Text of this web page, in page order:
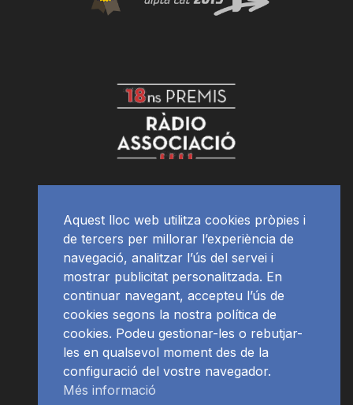
Aquest lloc web utilitza cookies pròpies i
de tercers per millorar l’experiència de
navegació, analitzar l’ús del servei i
mostrar publicitat personalitzada. En
continuar navegant, accepteu l’ús de
cookies segons la nostra política de
cookies. Podeu gestionar-les o rebutjar-
les en qualsevol moment des de la
configuració del vostre navegador.
Més informació